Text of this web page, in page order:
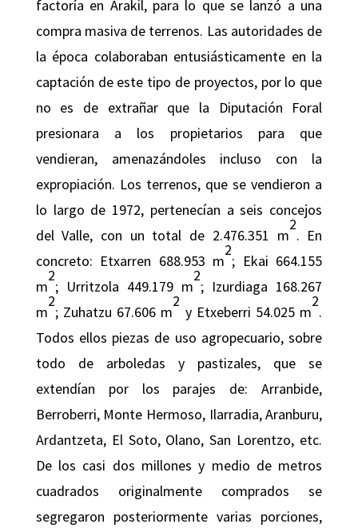
factoría en Arakil, para lo que se lanzó a una
compra masiva de terrenos. Las autoridades de
la época colaboraban entusiásticamente en la
captación de este tipo de proyectos, por lo que
no es de extrañar que la Diputación Foral
presionara a los propietarios para que
vendieran, amenazándoles incluso con la
expropiación. Los terrenos, que se vendieron a
lo largo de 1972, pertenecían a seis concejos
del Valle, con un total de 2.476.351 m
2
. En
concreto: Etxarren 688.953 m
2
; Ekai 664.155
m
2
; Urritzola 449.179 m
2
; Izurdiaga 168.267
m
2
; Zuhatzu 67.606 m
2
y Etxeberri 54.025 m
2
.
Todos ellos piezas de uso agropecuario, sobre
todo de arboledas y pastizales, que se
extendían por los parajes de: Arranbide,
Berroberri, Monte Hermoso, Ilarradia, Aranburu,
Ardantzeta, El Soto, Olano, San Lorentzo, etc.
De los casi dos millones y medio de metros
cuadrados originalmente comprados se
segregaron posteriormente varias porciones,